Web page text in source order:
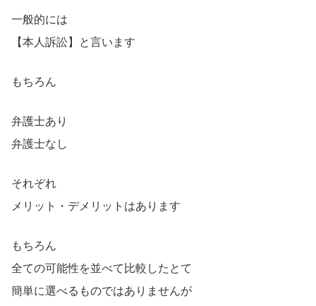
一般的には
【本人訴訟】と言います
もちろん
弁護士あり
弁護士なし
それぞれ
メリット・デメリットはあります
もちろん
全ての可能性を並べて比較したとて
簡単に選べるものではありませんが